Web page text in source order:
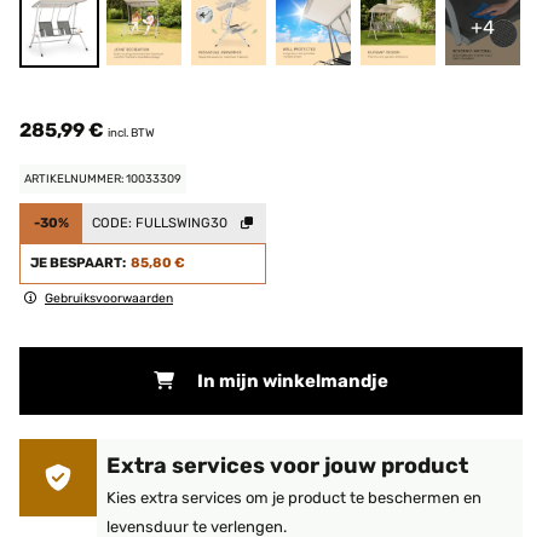
+4
285,99 € incl. BTW
ARTIKELNUMMER: 10033309
-30% CODE: FULLSWING30
JE BESPAART: 85,80 €
Gebruiksvoorwaarden
In mijn winkelmandje
Extra services voor jouw product
Kies extra services om je product te beschermen en
levensduur te verlengen.